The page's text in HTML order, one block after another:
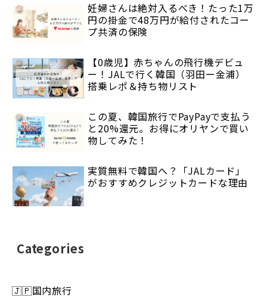
妊婦さんは絶対入るべき！たった1万
円の掛金で48万円が給付されたコー
プ共済の保険
【0歳児】赤ちゃんの飛行機デビュ
ー！JALで行く韓国（羽田ー金浦）
搭乗レポ＆持ち物リスト
この夏、韓国旅行でPayPayで支払う
と20%還元。お得にオリヤンで買い
物してみた！
実質無料で韓国へ？「JALカード」
がおすすめクレジットカードな理由
Categories
🇯🇵国内旅行